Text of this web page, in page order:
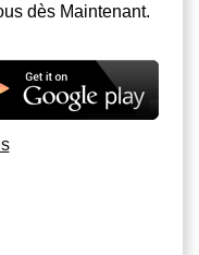
dès Maintenant.